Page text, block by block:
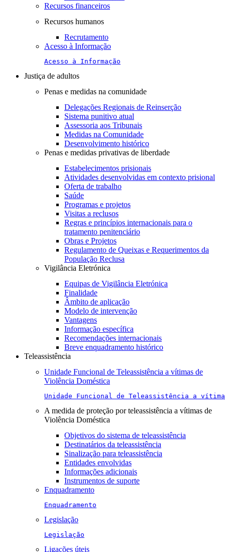
Recursos financeiros
Recursos humanos
Recrutamento
Acesso à Informação
Acesso à Informação
Justiça de adultos
Penas e medidas na comunidade
Delegações Regionais de Reinserção
Sistema punitivo atual
Assessoria aos Tribunais
Medidas na Comunidade
Desenvolvimento histórico
Penas e medidas privativas de liberdade
Estabelecimentos prisionais
Atividades desenvolvidas em contexto prisional
Oferta de trabalho
Saúde
Programas e projetos
Visitas a reclusos
Regras e princípios internacionais para o
tratamento penitenciário
Obras e Projetos
Regulamento de Queixas e Requerimentos da
População Reclusa
Vigilância Eletrónica
Equipas de Vigilância Eletrónica
Finalidade
Âmbito de aplicação
Modelo de intervenção
Vantagens
Informação específica
Recomendações internacionais
Breve enquadramento histórico
Teleassistência
Unidade Funcional de Teleassistência a vítimas de
Violência Doméstica
Unidade Funcional de Teleassistência a
A medida de proteção por teleassistência a vítimas de
Violência Doméstica
Objetivos do sistema de teleassistência
Destinatários da teleassistência
Sinalização para teleassistência
Entidades envolvidas
Informações adicionais
Instrumentos de suporte
Enquadramento
Enquadramento
Legislação
Legislação
Ligações úteis